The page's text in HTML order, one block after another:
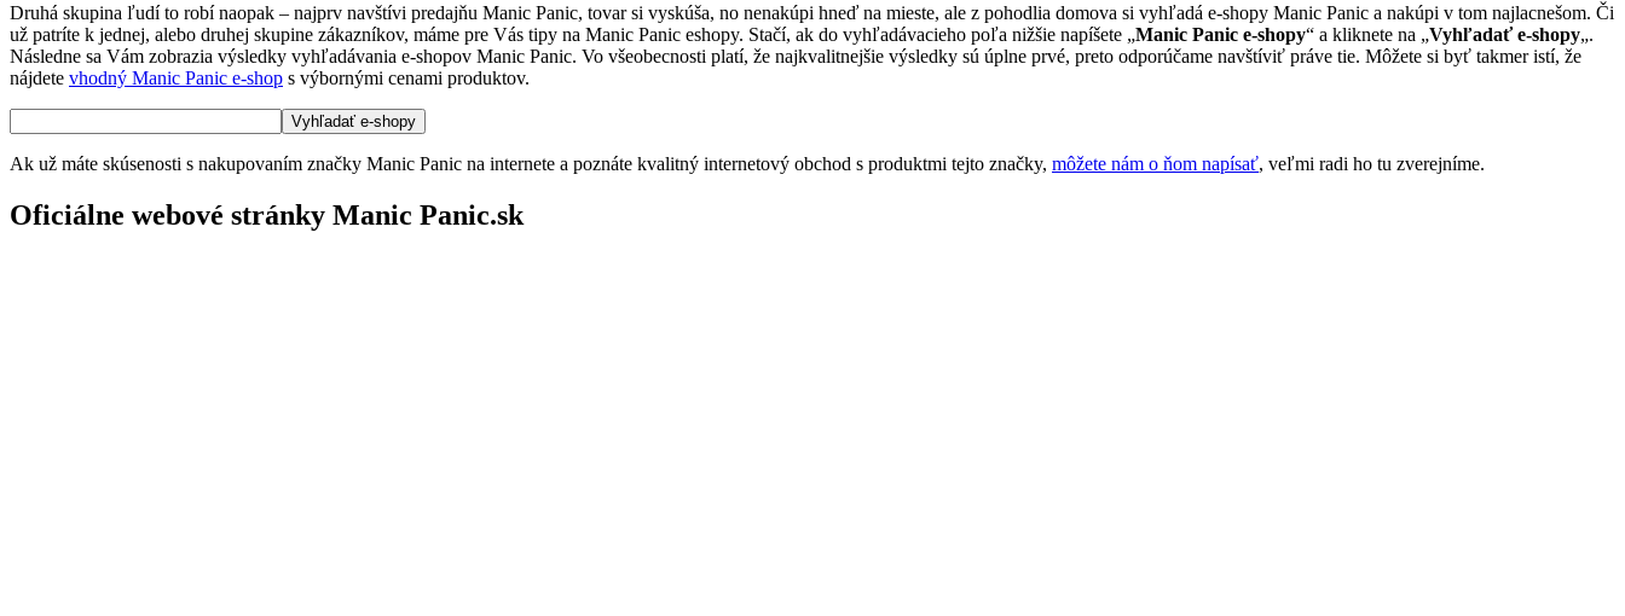
Druhá skupina ľudí to robí naopak – najprv navštívi predajňu Manic Panic, tovar si vyskúša, no nenakúpi hneď na mieste, ale z pohodlia domova si vyhľadá e-shopy Manic Panic a nakúpi v tom najlacnešom. Či
už patríte k jednej, alebo druhej skupine zákazníkov, máme pre Vás tipy na Manic Panic eshopy. Stačí, ak do vyhľadávacieho poľa nižšie napíšete „Manic Panic e-shopy“ a kliknete na „Vyhľadať e-shopy„.
Následne sa Vám zobrazia výsledky vyhľadávania e-shopov Manic Panic. Vo všeobecnosti platí, že najkvalitnejšie výsledky sú úplne prvé, preto odporúčame navštíviť práve tie. Môžete si byť takmer istí, že
nájdete vhodný Manic Panic e-shop s výbornými cenami produktov.
Ak už máte skúsenosti s nakupovaním značky Manic Panic na internete a poznáte kvalitný internetový obchod s produktmi tejto značky, môžete nám o ňom napísať, veľmi radi ho tu zverejníme.
Oficiálne webové stránky Manic Panic.sk